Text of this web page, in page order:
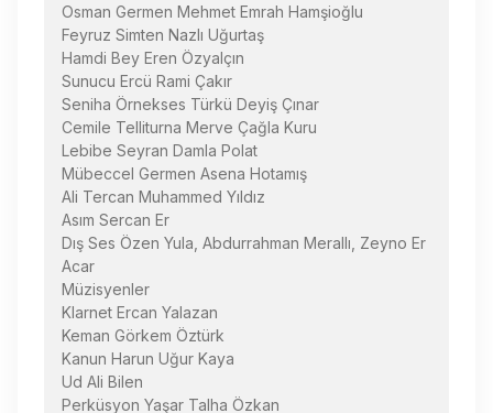
Osman Germen Mehmet Emrah Hamşioğlu
Feyruz Simten Nazlı Uğurtaş
Hamdi Bey Eren Özyalçın
Sunucu Ercü Rami Çakır
Seniha Örnekses Türkü Deyiş Çınar
Cemile Telliturna Merve Çağla Kuru
Lebibe Seyran Damla Polat
Mübeccel Germen Asena Hotamış
Ali Tercan Muhammed Yıldız
Asım Sercan Er
Dış Ses Özen Yula, Abdurrahman Merallı, Zeyno Er
Acar
Müzisyenler
Klarnet Ercan Yalazan
Keman Görkem Öztürk
Kanun Harun Uğur Kaya
Ud Ali Bilen
Perküsyon Yaşar Talha Özkan